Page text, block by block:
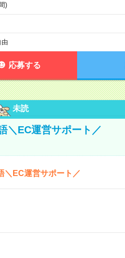
)
応募する
未読
＼EC運営サポート／
＼EC運営サポート／